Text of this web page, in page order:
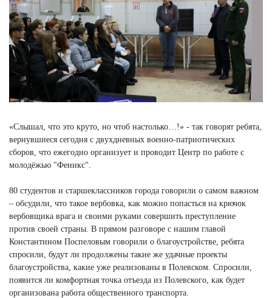
«Слышал, что это круто, но чтоб настолько…!» - так говорят ребята,
вернувшиеся сегодня с двухдневных военно-патриотических
сборов, что ежегодно организует и проводит Центр по работе с
молодёжью "Феникс".
80 студентов и старшеклассников города говорили о самом важном
– обсудили, что такое вербовка, как можно попасться на крючок
вербовщика врага и своими руками совершить преступление
против своей страны. В прямом разговоре с нашим главой
Константином Поспеловым говорили о благоустройстве, ребята
спросили, будут ли продолжены такие же удачные проекты
благоустройства, какие уже реализованы в Полевском. Спросили,
появится ли комфортная точка отъезда из Полевского, как будет
организована работа общественного транспорта.